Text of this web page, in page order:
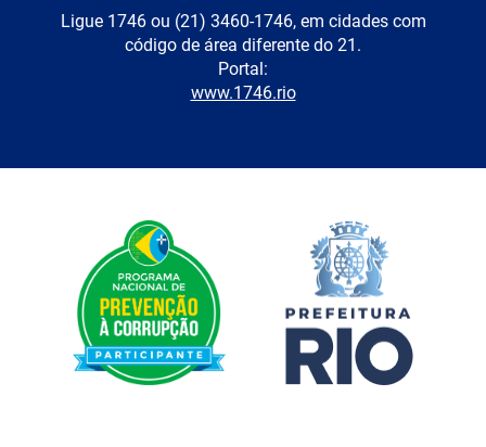
Ligue 1746 ou (21) 3460-1746, em cidades com
código de área diferente do 21.
Portal:
www.1746.rio